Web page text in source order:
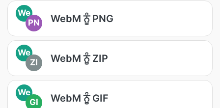
We
PN
WebM ਨੂੰ PNG
We
ZI
WebM ਨੂੰ ZIP
We
GI
WebM ਨੂੰ GIF